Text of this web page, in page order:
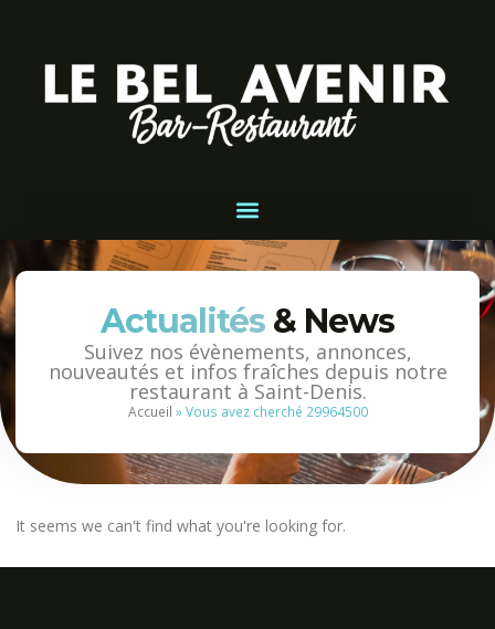
Actualités & News
Suivez nos évènements, annonces,
nouveautés et infos fraîches depuis notre
restaurant à Saint-Denis.
Accueil »Vous avez cherché 29964500
It seems we can't find what you're looking for.